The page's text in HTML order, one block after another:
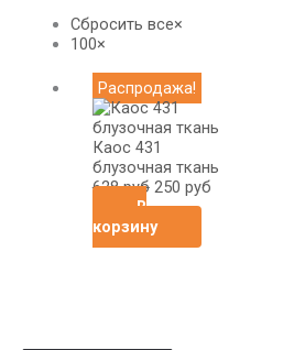
Сбросить все×
100×
Распродажа!
Каос 431
блузочная ткань
628руб
Первоначальная
цена
составляла
628
руб.
250 руб
250
В
корзину